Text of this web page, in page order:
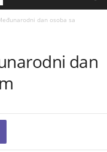
dan osoba sa
dan